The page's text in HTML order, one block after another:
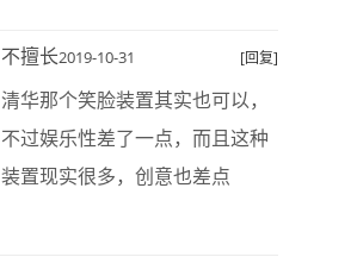
不擅长2019-10-31 [回复]
清华那个笑脸装置其实也可以，
不过娱乐性差了一点，而且这种
装置现实很多，创意也差点